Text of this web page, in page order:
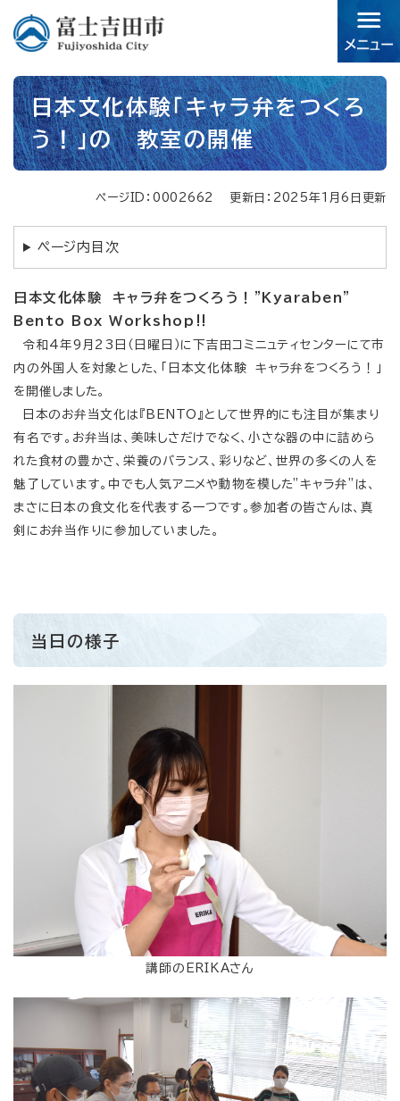
す。
本
文 日本文化体験「キャラ弁をつくろ
う！」の 教室の開催
ページID：0002662 更新日：2025年1月6日更新
ページ内目次
日本文化体験 キャラ弁をつくろう！”Kyaraben”
Bento Box Workshop‼
令和4年9月23日（日曜日）に下吉田コミニュティセンターにて市
内の外国人を対象とした、「日本文化体験 キャラ弁をつくろう！」
を開催しました。
日本のお弁当文化は『BENTO』として世界的にも注目が集まり
有名です。お弁当は、美味しさだけでなく、小さな器の中に詰めら
れた食材の豊かさ、栄養のバランス、彩りなど、世界の多くの人を
魅了しています。中でも人気アニメや動物を模した”キャラ弁”は、
まさに日本の食文化を代表する一つです。参加者の皆さんは、真
剣にお弁当作りに参加していました。
当日の様子
講師のERIKAさん